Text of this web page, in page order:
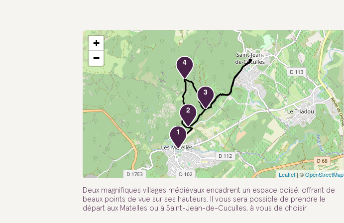
1
2
3
4
+
−
Leaflet| ©OpenStreetMap
Deux magnifiques villages médiévaux encadrent un espace boisé, offrant de
beaux points de vue sur ses hauteurs. Il vous sera possible de prendre le
départ aux Matelles ou à Saint-Jean-de-Cuculles, à vous de choisir.